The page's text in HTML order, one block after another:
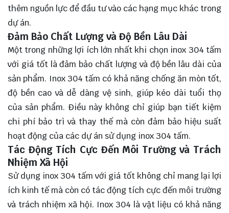
thêm nguồn lực để đầu tư vào các hạng mục khác trong
dự án.
Đảm Bảo Chất Lượng và Độ Bền Lâu Dài
Một trong những lợi ích lớn nhất khi chọn inox 304 tấm
với giá tốt là đảm bảo chất lượng và độ bền lâu dài của
sản phẩm. Inox 304 tấm có khả năng chống ăn mòn tốt,
độ bền cao và dễ dàng vệ sinh, giúp kéo dài tuổi thọ
của sản phẩm. Điều này không chỉ giúp bạn tiết kiệm
chi phí bảo trì và thay thế mà còn đảm bảo hiệu suất
hoạt động của các dự án sử dụng inox 304 tấm.
Tác Động Tích Cực Đến Môi Trường và Trách
Nhiệm Xã Hội
Sử dụng inox 304 tấm với giá tốt không chỉ mang lại lợi
ích kinh tế mà còn có tác động tích cực đến môi trường
và trách nhiệm xã hội. Inox 304 là vật liệu có khả năng